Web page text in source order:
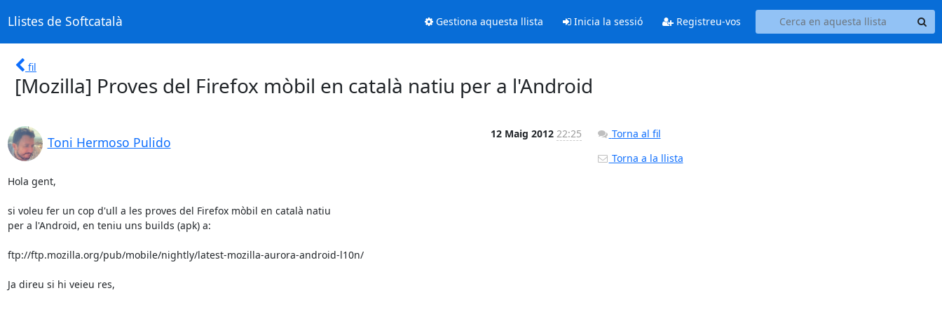
Llistes de Softcatalà Gestiona aquesta llista Inicia la sessió Registreu-vos
fil
[Mozilla] Proves del Firefox mòbil en català natiu per a l'Android
Toni Hermoso Pulido
12 Maig 2012 22:25
Hola gent,
si voleu fer un cop d'ull a les proves del Firefox mòbil en català natiu
per a l'Android, en teniu uns builds (apk) a:
ftp://ftp.mozilla.org/pub/mobile/nightly/latest-mozilla-aurora-android-l10n/
Ja direu si hi veieu res,
Torna al fil
Torna a la llista